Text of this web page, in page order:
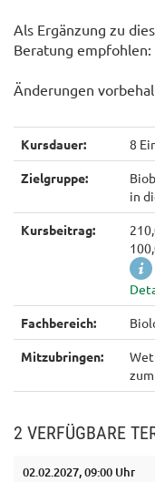
Als Ergänzung zu
Beratung empfohlen:
Änderungen
Kursdauer: 8
Zielgruppe:
in
Kursbeitrag:
Fachbereich:
Mitzubringen:
2 VERFÜGBARE
02.02.2027, 09:00 Uhr